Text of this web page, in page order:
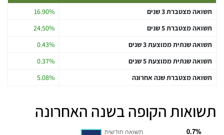
תשואה מצטברת 3 שנים
16.90%
תשואה מצטברת 5 שנים
24.50%
תשואה שנתית ממוצעת 3 שנים
0.43%
תשואה שנתית ממוצעת 5 שנים
0.37%
תשואה מצטברת שנה אחרונה
5.08%
תשואות הקופה בשנה האחרונה